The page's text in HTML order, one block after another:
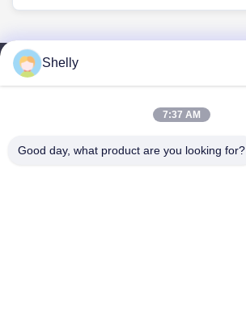
제품 소개
회사 소개
Shelly
7:37 AM
Good day, what product are you looking for?